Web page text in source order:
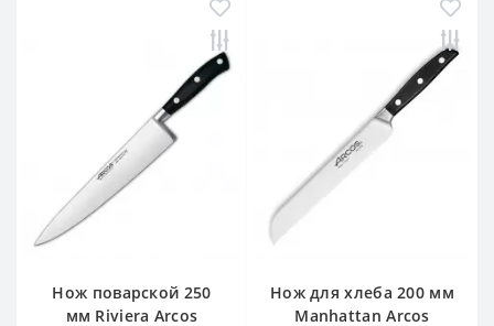
Нож поварской 250
мм Riviera Arcos
Нож для хлеба 200 мм
Manhattan Arcos